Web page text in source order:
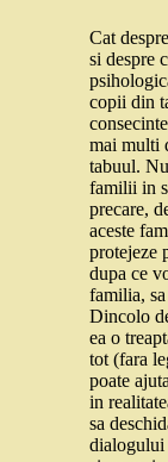
Cat
si despre
copii din
mai multi
tabuul.
familii in
precare,
aceste
protejeze
dupa ce
familia,
Dincolo
ea o
tot (fara
poate
in
sa
dialogului